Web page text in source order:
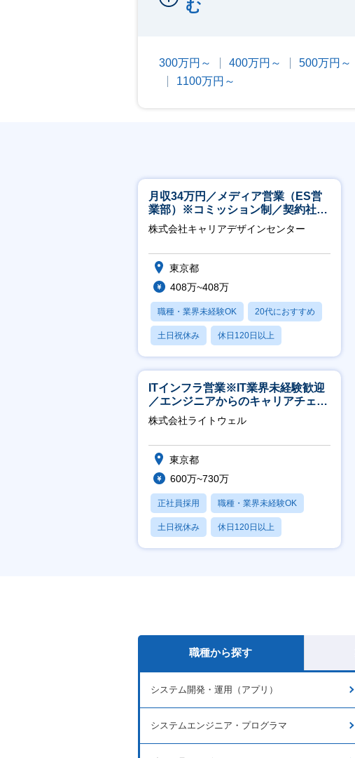
む
300万円～ 400万円～ 500万円～
1100万円～
月収34万円／メディア営業（ES営
業部）※コミッション制／契約社員
※4年目以降無期化
株式会社キャリアデザインセンター
東京都
408万~408万
職種・業界未経験OK 20代におすすめ
土日祝休み 休日120日以上
産休・育休あり
ITインフラ営業※IT業界未経験歓迎
／エンジニアからのキャリアチェン
ジ可※【週3～4日リモート可能】
株式会社ライトウェル
東京都
600万~730万
正社員採用 職種・業界未経験OK
土日祝休み 休日120日以上
月残業20時間以内
職種から探す
システム開発・運用（アプリ）
システムエンジニア・プログラマ